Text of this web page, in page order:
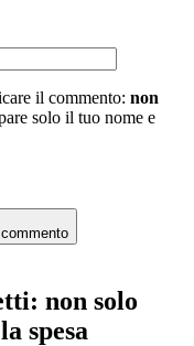
il commento: non
solo il tuo nome e
commento
non solo
spesa